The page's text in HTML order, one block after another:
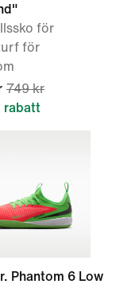
för
för
749 kr
rabatt
Phantom 6 Low